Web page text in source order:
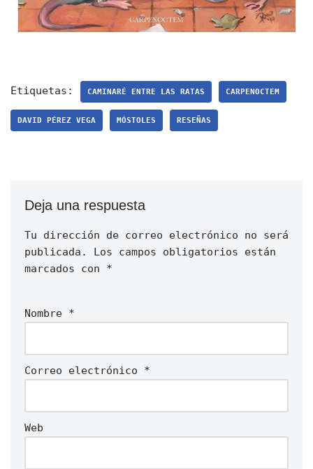
Etiquetas: CAMINARÉ ENTRE LAS RATAS CARPENOCTEM
DAVID PÉREZ VEGA MÓSTOLES RESEÑAS
Deja una respuesta
Tu dirección de correo electrónico no será
publicada.
Los campos obligatorios están
marcados con *
Nombre *
Correo electrónico *
Web